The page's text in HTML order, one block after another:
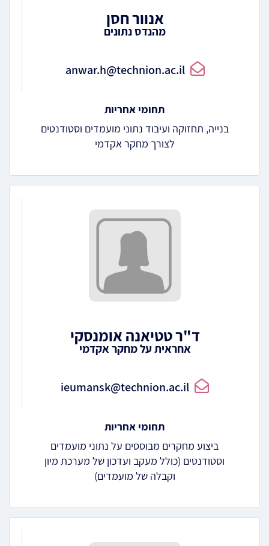
אנוור חסן
מהנדס נתונים
anwar.h@technion.ac.il
תחומי אחריות
בנייה, תחזוקה ועיבוד נתוני מועמדים וסטודנטים
לצורך מחקר אקדמי
ד"ר טטיאנה אומנסקי
אחראית על מחקר אקדמי
ieumansk@technion.ac.il
תחומי אחריות
ביצוע מחקרים מבוססים על נתוני מועמדים
וסטודנטים (כולל מעקב ועדכון של מערכת מיון
וקבלה של מועמדים)